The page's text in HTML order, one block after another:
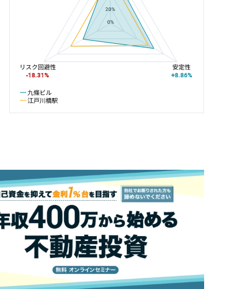
20%
0%
九條ビル
江戸川橋駅
リスク回避性
-18.31%
安定性
+8.86%